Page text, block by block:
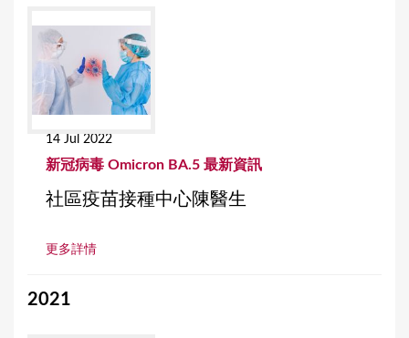
14 Jul 2022
新冠病毒 Omicron BA.5 最新資訊
社區疫苗接種中心陳醫生
更多詳情
2021